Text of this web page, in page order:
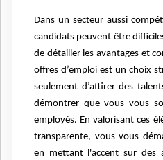
Dans un secteur aussi
candidats peuvent être
de détailler les avantages et
offres d’emploi est un choix
seulement d’attirer des
démontrer que vous vous
employés. En valorisant ces
transparente, vous vous
en mettant l'accent sur des